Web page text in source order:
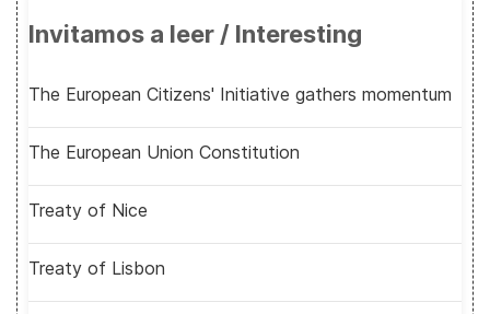
Invitamos a leer / Interesting
The European Citizens' Initiative gathers momentum
The European Union Constitution
Treaty of Nice
Treaty of Lisbon